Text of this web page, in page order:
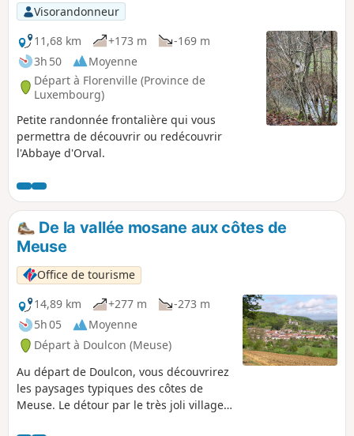
Visorandonneur
11,68 km
+173 m
-169 m
3h 50
Moyenne
Départ à Florenville (Province de
Luxembourg)
Petite randonnée frontalière qui vous
permettra de découvrir ou redécouvrir
l'Abbaye d'Orval.
De la vallée mosane aux côtes de
Meuse
Office de tourisme
14,89 km
+277 m
-273 m
5h 05
Moyenne
Départ à Doulcon (Meuse)
Au départ de Doulcon, vous découvrirez
les paysages typiques des côtes de
Meuse. Le détour par le très joli village